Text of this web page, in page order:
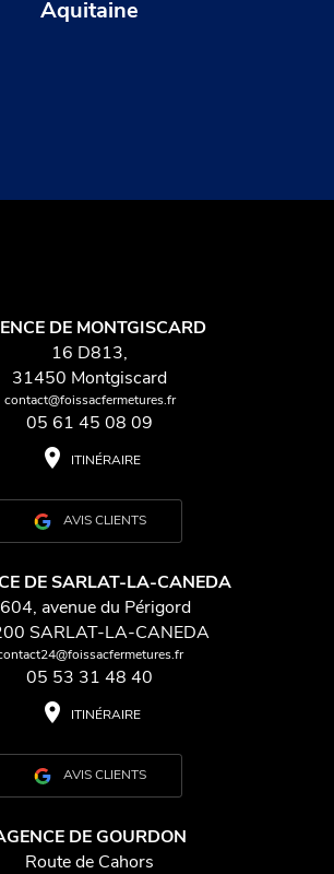
Aquitaine
DE MONTGISCARD
16 D813,
31450 Montgiscard
contact@foissacfermetures.fr
05 61 45 08 09
place ITINÉRAIRE
AVIS CLIENTS
DE SARLAT-LA-CANEDA
avenue du Périgord
SARLAT-LA-CANEDA
05 53 31 48 40
place ITINÉRAIRE
AVIS CLIENTS
DE GOURDON
Route de Cahors